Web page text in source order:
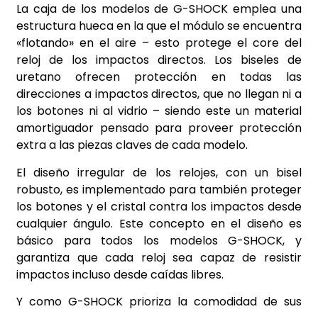
La caja de los modelos de G-SHOCK emplea una
estructura hueca en la que el módulo se encuentra
«flotando» en el aire – esto protege el core del
reloj de los impactos directos. Los biseles de
uretano ofrecen protección en todas las
direcciones a impactos directos, que no llegan ni a
los botones ni al vidrio – siendo este un material
amortiguador pensado para proveer protección
extra a las piezas claves de cada modelo.
El diseño irregular de los relojes, con un bisel
robusto, es implementado para también proteger
los botones y el cristal contra los impactos desde
cualquier ángulo. Este concepto en el diseño es
básico para todos los modelos G-SHOCK, y
garantiza que cada reloj sea capaz de resistir
impactos incluso desde caídas libres.
Y como G-SHOCK prioriza la comodidad de sus